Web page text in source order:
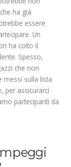
ha già
essere
Un
ha colto il
Spesso,
che non
messi sulla lista
per assicurarci
partecipanti da